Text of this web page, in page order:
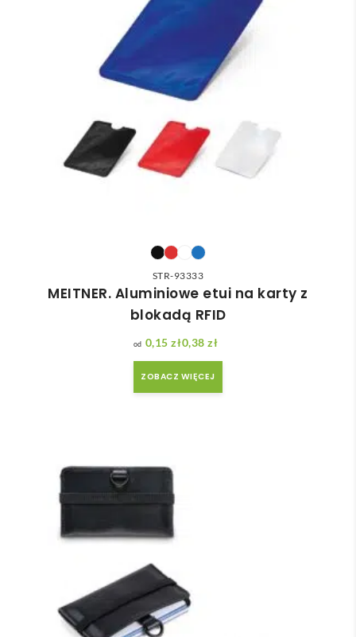
STR-93333
MEITNER. Aluminiowe etui na karty z
blokadą RFID
0,15 zł0,38 zł
ZOBACZ WIĘCEJ